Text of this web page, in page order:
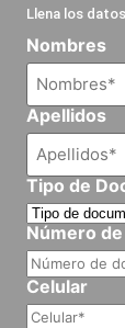
Llena los
Nombres
Apellidos
Tipo de
Número
Celular